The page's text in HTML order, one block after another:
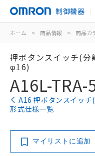
制御機器
ホーム > 商品情報 > 商品カ
押ボタンスイッチ(
φ16)
A16L-TRA-
A16 押ボタンスイッ
形式仕様一覧
マイリストに追加